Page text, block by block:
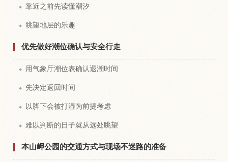
靠近之前先读懂潮汐
眺望地层的乐趣
优先做好潮位确认与安全行走
用气象厅潮位表确认退潮时间
先决定返回时间
以脚下会被打湿为前提考虑
难以判断的日子就从远处眺望
本山岬公园的交通方式与现场不迷路的准备